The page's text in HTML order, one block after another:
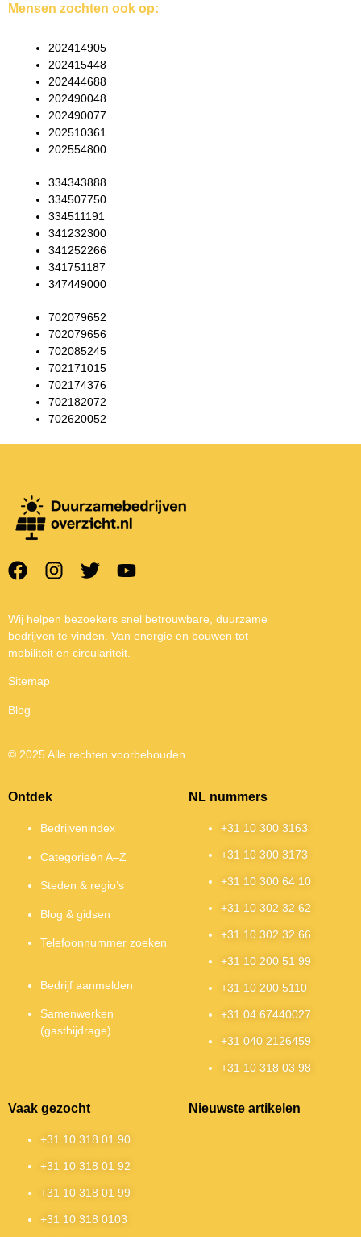
Mensen zochten ook op:
202414905
202415448
202444688
202490048
202490077
202510361
202554800
334343888
334507750
334511191
341232300
341252266
341751187
347449000
702079652
702079656
702085245
702171015
702174376
702182072
702620052
Wij helpen bezoekers snel betrouwbare, duurzame
bedrijven te vinden. Van energie en bouwen tot
mobiliteit en circulariteit.
Sitemap
Blog
© 2025 Alle rechten voorbehouden
Ontdek
Bedrijvenindex
Categorieën A–Z
Steden & regio’s
Blog & gidsen
Telefoonnummer zoeken
Bedrijf aanmelden
Samenwerken
(gastbijdrage)
NL nummers
+31 10 300 3163
+31 10 300 3173
+31 10 300 64 10
+31 10 302 32 62
+31 10 302 32 66
+31 10 200 51 99
+31 10 200 5110
+31 04 67440027
+31 040 2126459
+31 10 318 03 98
Vaak gezocht
+31 10 318 01 90
+31 10 318 01 92
+31 10 318 01 99
+31 10 318 0103
Nieuwste artikelen